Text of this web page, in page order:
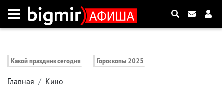
Какой праздник сегодня Гороскопы 2025
Главная Кино